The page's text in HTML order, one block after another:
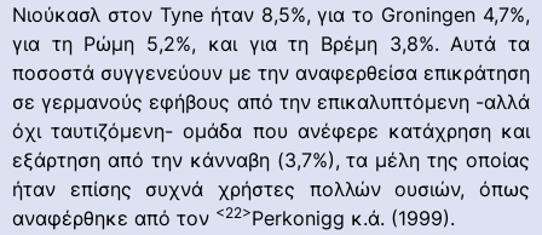
Νιούκασλ στον Tyne ήταν 8,5%, για το Groningen 4,7%,
για τη Ρώμη 5,2%, και για τη Βρέμη 3,8%. Αυτά τα
ποσοστά συγγενεύουν με την αναφερθείσα επικράτηση
σε γερμανούς εφήβους από την επικαλυπτόμενη -αλλά
όχι ταυτιζόμενη- ομάδα που ανέφερε κατάχρηση και
εξάρτηση από την κάνναβη (3,7%), τα μέλη της οποίας
ήταν επίσης συχνά χρήστες πολλών ουσιών, όπως
αναφέρθηκε από τον <22>Perkonigg κ.ά. (1999).